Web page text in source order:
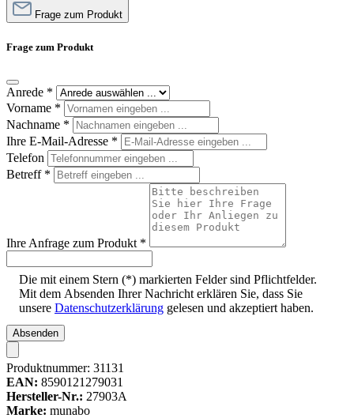
Frage zum Produkt
Frage zum Produkt
Anrede *
Vorname *
Nachname *
Ihre E-Mail-Adresse *
Telefon
Betreff *
Ihre Anfrage zum Produkt *
Die mit einem Stern (*) markierten Felder sind Pflichtfelder.
Mit dem Absenden Ihrer Nachricht erklären Sie, dass Sie
unsere Datenschutzerklärung gelesen und akzeptiert haben.
Absenden
Produktnummer: 31131
EAN: 8590121279031
Hersteller-Nr.: 27903A
Marke: munabo